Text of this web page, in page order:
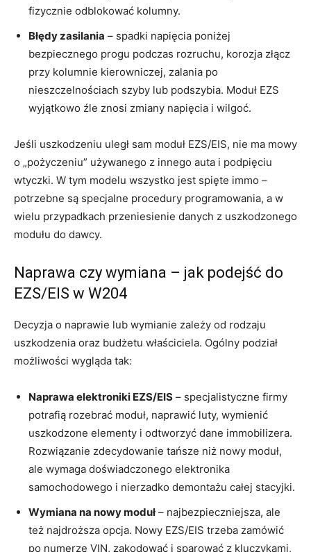
fizycznie odblokować kolumny.
Błędy zasilania – spadki napięcia poniżej
bezpiecznego progu podczas rozruchu, korozja złącz
przy kolumnie kierowniczej, zalania po
nieszczelnościach szyby lub podszybia. Moduł EZS
wyjątkowo źle znosi zmiany napięcia i wilgoć.
Jeśli uszkodzeniu uległ sam moduł EZS/EIS, nie ma mowy
o „pożyczeniu” używanego z innego auta i podpięciu
wtyczki. W tym modelu wszystko jest spięte immo –
potrzebne są specjalne procedury programowania, a w
wielu przypadkach przeniesienie danych z uszkodzonego
modułu do dawcy.
Naprawa czy wymiana – jak podejść do
EZS/EIS w W204
Decyzja o naprawie lub wymianie zależy od rodzaju
uszkodzenia oraz budżetu właściciela. Ogólny podział
możliwości wygląda tak:
Naprawa elektroniki EZS/EIS – specjalistyczne firmy
potrafią rozebrać moduł, naprawić luty, wymienić
uszkodzone elementy i odtworzyć dane immobilizera.
Rozwiązanie zdecydowanie tańsze niż nowy moduł,
ale wymaga doświadczonego elektronika
samochodowego i nierzadko demontażu całej stacyjki.
Wymiana na nowy moduł– najbezpieczniejsza, ale
też najdroższa opcja. Nowy EZS/EIS trzeba zamówić
po numerze VIN, zakodować i sparować z kluczykami,